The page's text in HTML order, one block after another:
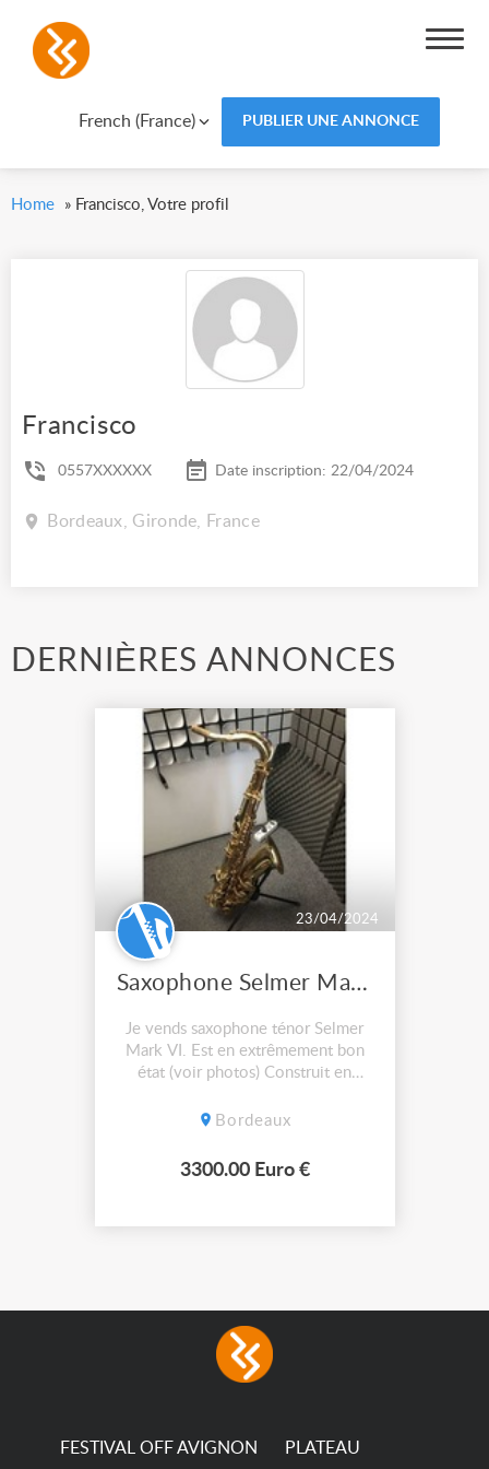
French (France) PUBLIER UNE ANNONCE
Home » Francisco, Votre profil
Francisco
0557XXXXXX Date inscription: 22/04/2024
Bordeaux, Gironde, France
DERNIÈRES ANNONCES
23/04/2024
Saxophone Selmer Mark VI
Je vends saxophone ténor Selmer
Mark VI. Est en extrêmement bon
état (voir photos) Construit en
Bordeaux
3300.00 Euro €
FESTIVAL OFF AVIGNON PLATEAU